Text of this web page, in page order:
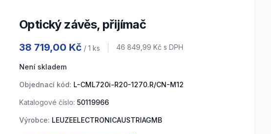
Optický závěs, přijímač
38 719,00 Kč / 1 ks Cena s DPH
46 849,99 Kč s DPH
Není skladem
Objednací kód: L-CML720i-R20-1270.R/CN-M12
Katalogové číslo: 50119966
Výrobce: LEUZEELECTRONICAUSTRIAGMB